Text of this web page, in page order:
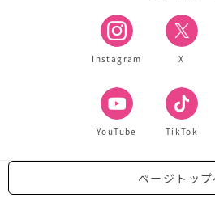
Instagram X
YouTube TikTok
ページトップ